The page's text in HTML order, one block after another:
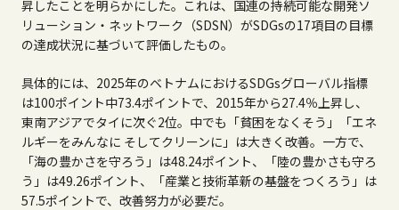
昇したことを明らかにした。これは、国連の持続可能な開発ソ
リューション・ネットワーク（SDSN）がSDGsの17項目の目標
の達成状況に基づいて評価したもの。
具体的には、 2025年のベトナムにおけるSDGsグローバル指標
は100ポイント中73.4ポイントで、 2015年から27.4％上昇し、
東南アジアでタイに次ぐ2位。中でも「貧困をなくそう」「エネ
ルギーをみんなに そしてクリーンに」は大きく改善。一方で、
「海の豊かさを守ろう」は48.24ポイント、「陸の豊かさも守ろ
う」は49.26ポイント、「産業と技術革新の基盤をつくろう」は
57.5ポイントで、改善努力が必要だ。